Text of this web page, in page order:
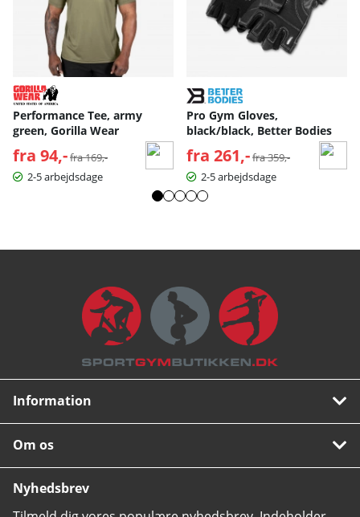
Performance Tee, army
green, Gorilla Wear
fra 94,- Normalpris:
fra 169,-
2-5 arbejdsdage
Pro Gym Gloves,
black/black, Better Bodies
fra 261,- Normalpris:
fra 359,-
2-5 arbejdsdage
Information
Om os
Nyhedsbrev